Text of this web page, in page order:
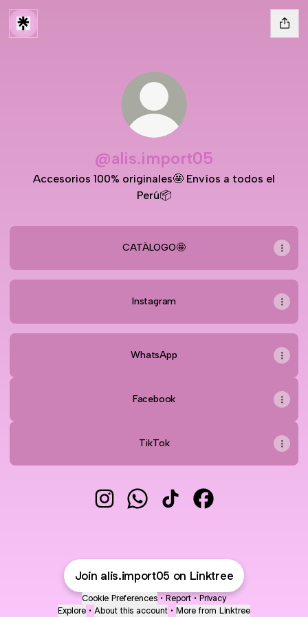
@alis.import05
Accesorios 100% originales🤩 Envíos a todos el
Perú📦
CATÁLOGO🤩
Instagram
WhatsApp
Facebook
TikTok
Join alis.import05 on Linktree
Cookie Preferences • Report • Privacy
Explore • About this account • More from Linktree